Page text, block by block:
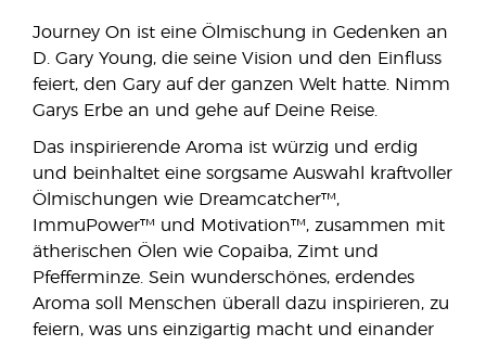
Journey On ist eine Ölmischung in Gedenken an
D. Gary Young, die seine Vision und den Einfluss
feiert, den Gary auf der ganzen Welt hatte. Nimm
Garys Erbe an und gehe auf Deine Reise.
Das inspirierende Aroma ist würzig und erdig
und beinhaltet eine sorgsame Auswahl kraftvoller
Ölmischungen wie Dreamcatcher™,
ImmuPower™ und Motivation™, zusammen mit
ätherischen Ölen wie Copaiba, Zimt und
Pfefferminze. Sein wunderschönes, erdendes
Aroma soll Menschen überall dazu inspirieren, zu
feiern, was uns einzigartig macht und einander